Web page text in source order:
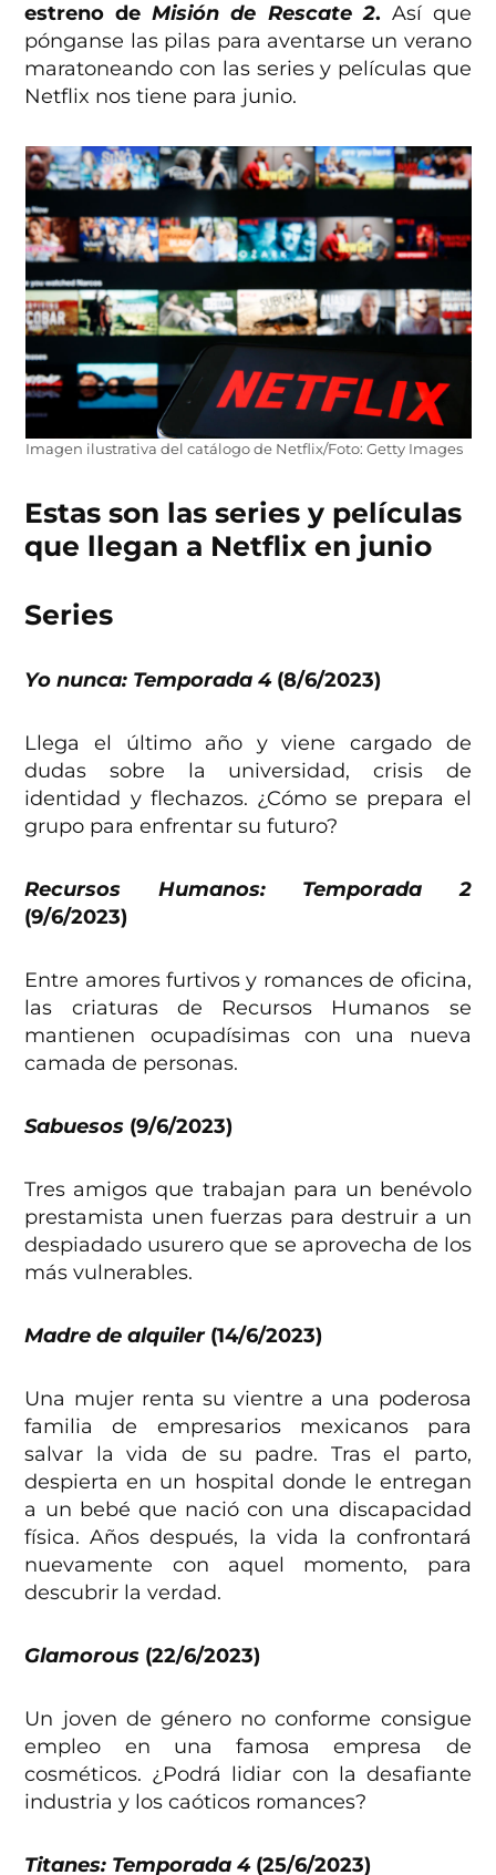
estreno deMisión de Rescate 2. Así que
pónganse las pilas para aventarse un verano
maratoneando con las series y películas que
Netflix nos tiene para junio.
Imagen ilustrativa del catálogo de Netflix/Foto: Getty Images
Estas son las series y películas
que llegan a Netflix en junio
Series
Yo nunca: Temporada 4(8/6/2023)
Llega el último año y viene cargado de
dudas sobre la universidad, crisis de
identidad y flechazos. ¿Cómo se prepara el
grupo para enfrentar su futuro?
Recursos Humanos: Temporada 2
(9/6/2023)
Entre amores furtivos y romances de oficina,
las criaturas de Recursos Humanos se
mantienen ocupadísimas con una nueva
camada de personas.
Sabuesos (9/6/2023)
Tres amigos que trabajan para un benévolo
prestamista unen fuerzas para destruir a un
despiadado usurero que se aprovecha de los
más vulnerables.
Madre de alquiler (14/6/2023)
Una mujer renta su vientre a una poderosa
familia de empresarios mexicanos para
salvar la vida de su padre. Tras el parto,
despierta en un hospital donde le entregan
a un bebé que nació con una discapacidad
física. Años después, la vida la confrontará
nuevamente con aquel momento, para
descubrir la verdad.
Glamorous (22/6/2023)
Un joven de género no conforme consigue
empleo en una famosa empresa de
cosméticos. ¿Podrá lidiar con la desafiante
industria y los caóticos romances?
Titanes: Temporada 4 (25/6/2023)